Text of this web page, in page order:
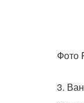
Фото
3.